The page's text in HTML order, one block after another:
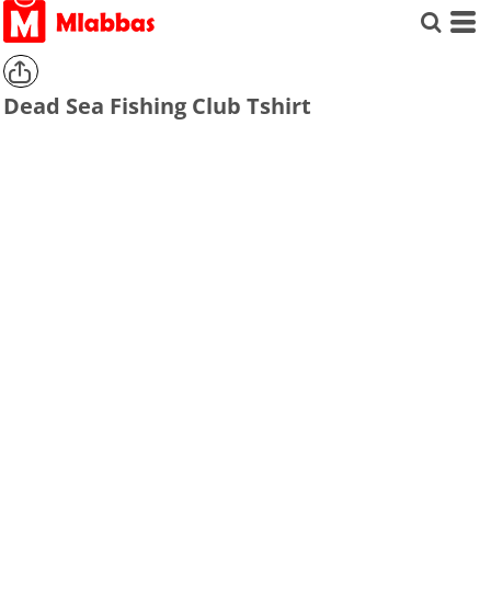
Dead Sea Fishing Club Tshirt